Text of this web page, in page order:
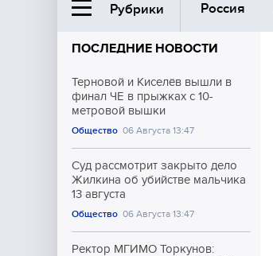
Рубрики Россия
Ближний Восток
Общество
Культура
ПОСЛЕДНИЕ НОВОСТИ
Терновой и Киселёв вышли в
финал ЧЕ в прыжках с 10-
метровой вышки
Общество 06 Августа 13:47
Суд рассмотрит закрыто дело
Жилкина об убийстве мальчика
13 августа
Общество 06 Августа 13:47
Ректор МГИМО Торкунов: